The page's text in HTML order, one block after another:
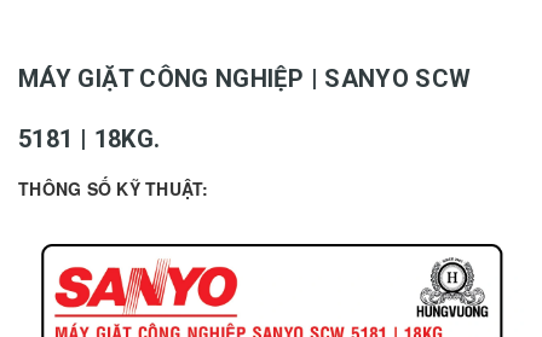
MÁY GIẶT CÔNG NGHIỆP | SANYO SCW
5181 | 18KG.
THÔNG SỐ KỸ THUẬT: